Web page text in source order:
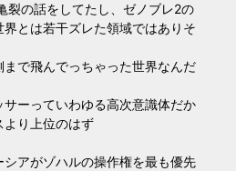
裂の話をしてたし、ゼノブレ2の
とは若干ズレた領域ではありそ
で飛んでっちゃった世界なんだ
ーっていわゆる高次意識体だか
より上位のはず
アがゾハルの操作権を最も優先